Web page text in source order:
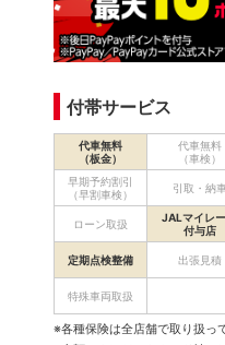
付帯サービス
代車無料
（板金）
代車無料
（車検）
早期予約割引
（早割車検）
引取・納車
ローン取扱
JALマイレ
付与店
定期点検整備 出張見積
特殊車両取扱
※各種保険は全店舗で取り扱っ